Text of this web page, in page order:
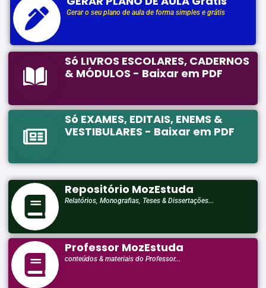
Gerar o seu plano de aula de forma simples e grátis
Só LIVROS ESCOLARES, CADERNOS
& MÓDULOS - Baixar em PDF
Só EXAMES, EDITAIS, ENEMS &
VESTIBULARES - Baixar em PDF
Repositório MozEstuda
Relatórios, Monografias, Teses & Dissertações...
Professor MozEstuda
conteúdos & materiais do Professor...